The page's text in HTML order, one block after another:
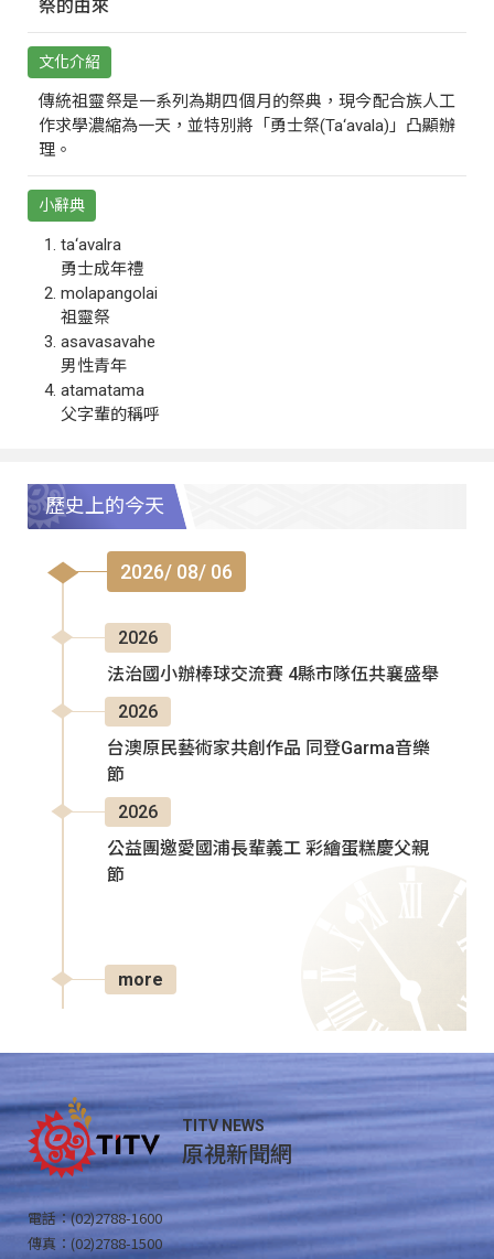
祭的由來
文化介紹
傳統祖靈祭是一系列為期四個月的祭典，現今配合族人工
作求學濃縮為一天，並特別將「勇士祭(Ta‘avala)」凸顯辦
理。
小辭典
ta‘avalra
勇士成年禮
molapangolai
祖靈祭
asavasavahe
男性青年
atamatama
父字輩的稱呼
歷史上的今天
2026/ 08/ 06
2026
法治國小辦棒球交流賽 4縣市隊伍共襄盛舉
2026
台澳原民藝術家共創作品 同登Garma音樂
節
2026
公益團邀愛國浦長輩義工 彩繪蛋糕慶父親
節
more
TITV NEWS
原視新聞網
電話：(02)2788-1600
傳真：(02)2788-1500